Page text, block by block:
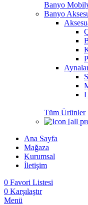
Banyo
Banyo
Tüm Ürünler
Ana Sayfa
Mağaza
Kurumsal
İletişim
0 Favori Listesi
0 Karşılaştır
Menü